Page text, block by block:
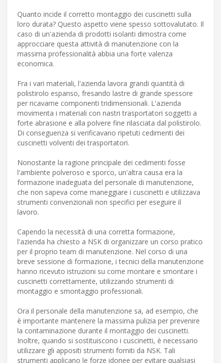
Quanto incide il corretto montaggio dei cuscinetti sulla
loro durata? Questo aspetto viene spesso sottovalutato. Il
caso di un'azienda di prodotti isolanti dimostra come
approcciare questa attività di manutenzione con la
massima professionalità abbia una forte valenza
economica.
Fra i vari materiali, l'azienda lavora grandi quantità di
polistirolo espanso, fresando lastre di grande spessore
per ricavarne componenti tridimensionali. L'azienda
movimenta i materiali con nastri trasportatori soggetti a
forte abrasione e alla polvere fine rilasciata dal polistirolo.
Di conseguenza si verificavano ripetuti cedimenti dei
cuscinetti volventi dei trasportatori.
Nonostante la ragione principale dei cedimenti fosse
l'ambiente polveroso e sporco, un'altra causa era la
formazione inadeguata del personale di manutenzione,
che non sapeva come maneggiare i cuscinetti e utilizzava
strumenti convenzionali non specifici per eseguire il
lavoro.
Capendo la necessità di una corretta formazione,
l'azienda ha chiesto a NSK di organizzare un corso pratico
per il proprio team di manutenzione. Nel corso di una
breve sessione di formazione, i tecnici della manutenzione
hanno ricevuto istruzioni su come montare e smontare i
cuscinetti correttamente, utilizzando strumenti di
montaggio e smontaggio professionali.
Ora il personale della manutenzione sa, ad esempio, che
è importante mantenere la massima pulizia per prevenire
la contaminazione durante il montaggio dei cuscinetti.
Inoltre, quando si sostituiscono i cuscinetti, è necessario
utilizzare gli appositi strumenti forniti da NSK. Tali
strumenti applicano le forze idonee per evitare qualsiasi